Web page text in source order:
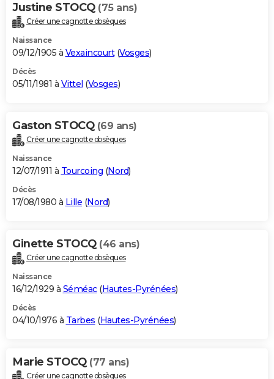
Justine STOCQ (75 ans)
Créer une cagnotte obsèques
Naissance
09/12/1905 à Vexaincourt(Vosges)
Décès
05/11/1981 à Vittel (Vosges)
Gaston STOCQ (69 ans)
Créer une cagnotte obsèques
Naissance
12/07/1911 à Tourcoing (Nord)
Décès
17/08/1980 à Lille (Nord)
Ginette STOCQ (46 ans)
Créer une cagnotte obsèques
Naissance
16/12/1929 à Séméac(Hautes-Pyrénées)
Décès
04/10/1976 à Tarbes (Hautes-Pyrénées)
Marie STOCQ (77 ans)
Créer une cagnotte obsèques